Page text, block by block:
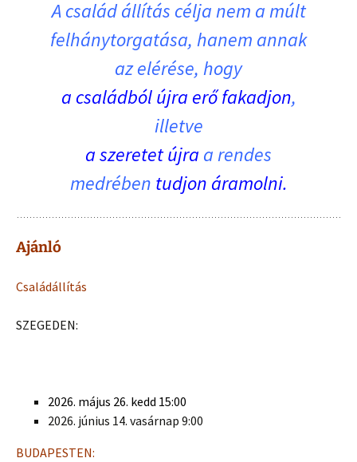
A család állítás célja nem a múlt
felhánytorgatása, hanem annak
az elérése, hogy
a családból újra erő fakadjon,
illetve
a szeretet újra a rendes
medrében tudjon áramolni.
Ajánló
Családállítás
SZEGEDEN:
2026. május 26. kedd 15:00
2026. június 14. vasárnap 9:00
BUDAPESTEN: